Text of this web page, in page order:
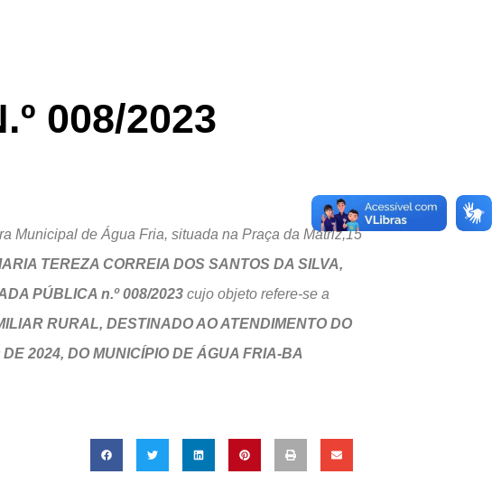
008/2023
Municipal de Água Fria, situada na Praça da Matriz,15
TEREZA CORREIA DOS SANTOS DA SILVA,
PÚBLICA n.º 008/2023 cujo objeto refere-se a
RURAL, DESTINADO AO ATENDIMENTO DO
2024, DO MUNICÍPIO DE ÁGUA FRIA-BA